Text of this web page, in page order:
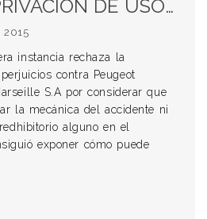
DE SEGURIDAD. DEFECTO DE FÁBRICA. COSTAS AL VENCIDO. COOPERACIÓN PROCESAL.
2015
instancia rechaza la
contra Peugeot
S.A por considerar que
la mecánica del accidente ni
alguno en el
exponer cómo puede